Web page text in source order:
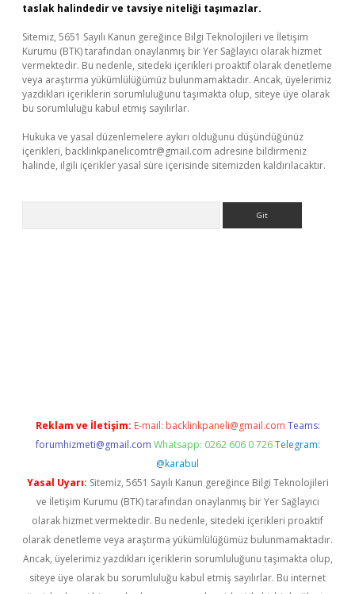
taslak halindedir ve tavsiye niteliği taşımazlar.
Sitemiz, 5651 Sayılı Kanun gereğince Bilgi Teknolojileri ve İletişim
Kurumu (BTK) tarafından onaylanmış bir Yer Sağlayıcı olarak hizmet
vermektedir. Bu nedenle, sitedeki içerikleri proaktif olarak denetleme
veya araştırma yükümlülüğümüz bulunmamaktadır. Ancak, üyelerimiz
yazdıkları içeriklerin sorumluluğunu taşımakta olup, siteye üye olarak
bu sorumluluğu kabul etmiş sayılırlar.
Hukuka ve yasal düzenlemelere aykırı olduğunu düşündüğünüz
içerikleri, backlinkpanelicomtr@gmail.com adresine bildirmeniz
halinde, ilgili içerikler yasal süre içerisinde sitemizden kaldırılacaktır.
Reklam ve İletişim: E-mail: backlinkpaneli@gmail.com Teams:
forumhizmeti@gmail.com Whatsapp: 0262 606 0 726 Telegram:
@karabul
Yasal Uyarı: Sitemiz, 5651 Sayılı Kanun gereğince Bilgi Teknolojileri
ve İletişim Kurumu (BTK) tarafından onaylanmış bir Yer Sağlayıcı
olarak hizmet vermektedir. Bu nedenle, sitedeki içerikleri proaktif
olarak denetleme veya araştırma yükümlülüğümüz bulunmamaktadır.
Ancak, üyelerimiz yazdıkları içeriklerin sorumluluğunu taşımakta olup,
siteye üye olarak bu sorumluluğu kabul etmiş sayılırlar. Bu internet